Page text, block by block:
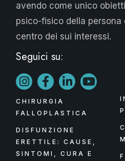
avendo come unico
psico-fisico della persona
centro dei sui interessi.
Seguici su:
CHIRURGIA
FALLOPLASTICA
DISFUNZIONE
ERETTILE: CAUSE,
SINTOMI, CURA E